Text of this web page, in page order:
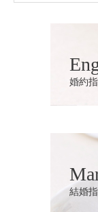
婚約
結婚